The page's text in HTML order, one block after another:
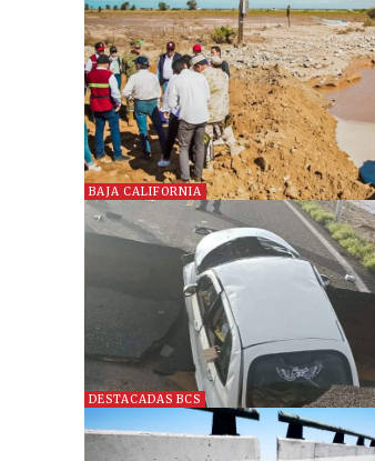
BAJA CALIFORNIA
DESTACADAS BCS